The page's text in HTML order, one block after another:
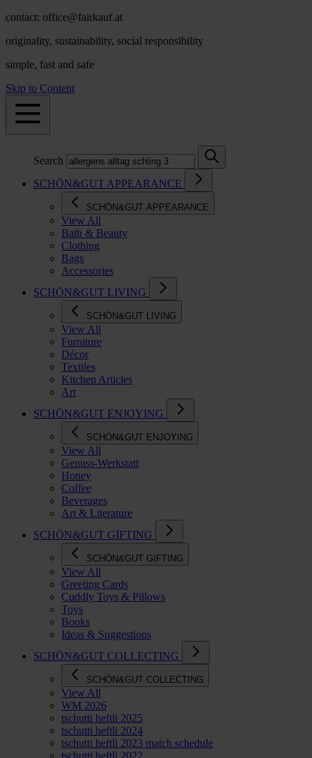
contact: office@fairkauf.at
originality, sustainability, social responsibility
simple, fast and safe
Skip to Content
Search
SCHÖN&GUT APPEARANCE
SCHÖN&GUT APPEARANCE
View All
Bath & Beauty
Clothing
Bags
Accessories
SCHÖN&GUT LIVING
SCHÖN&GUT LIVING
View All
Furniture
Décor
Textiles
Kitchen Articles
Art
SCHÖN&GUT ENJOYING
SCHÖN&GUT ENJOYING
View All
Genuss-Werkstatt
Honey
Coffee
Beverages
Art & Literature
SCHÖN&GUT GIFTING
SCHÖN&GUT GIFTING
View All
Greeting Cards
Cuddly Toys & Pillows
Toys
Books
Ideas & Suggestions
SCHÖN&GUT COLLECTING
SCHÖN&GUT COLLECTING
View All
WM 2026
tschutti heftli 2025
tschutti heftli 2024
tschutti heftli 2023 match schedule
tschutti heftli 2022